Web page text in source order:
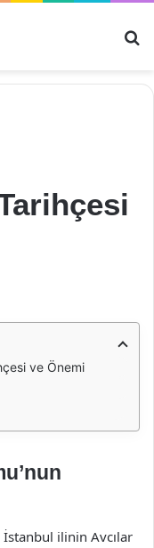
ve Önemi
İstanbul ilinin Avcılar